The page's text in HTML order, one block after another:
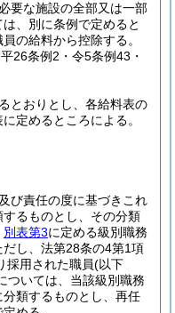
要な施設の全部又は一部
、別に条例で定めると
の給料から控除する。
26条例2・令5条例43・
とおりとし、各給料表の
定めるところによる。
び責任の度に基づきこれ
るものとし、その分類
別表第3に定める級別職務
だし、法第28条の4第1項
採用された職員(以下
ついては、当該級別職務
類するものとし、再任